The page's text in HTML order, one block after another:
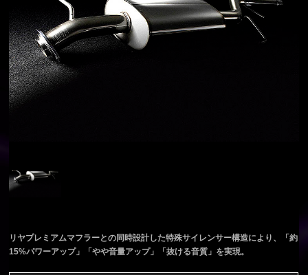
リヤプレミアムマフラーとの同時設計した特殊サイレンサー構造により、「約
15%パワーアップ」「やや音量アップ」「抜ける音質」を実現。